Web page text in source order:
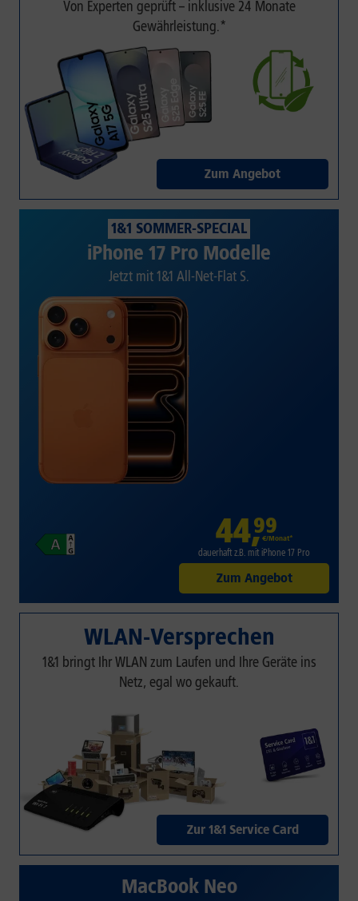
Von Experten geprüft – inklusive 24 Monate
Gewährleistung.*
Zum Angebot
1&1 SOMMER-SPECIAL
iPhone 17 Pro Modelle
Jetzt mit 1&1 All-Net-Flat S.
44,99
€/Monat*
dauerhaft z.B. mit iPhone 17 Pro
Zum Angebot
WLAN-Versprechen
1&1 bringt Ihr WLAN zum Laufen und Ihre Geräte ins
Netz, egal wo gekauft.
Zur 1&1 Service Card
MacBook Neo